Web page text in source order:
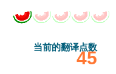
当前的翻译点数
‎45